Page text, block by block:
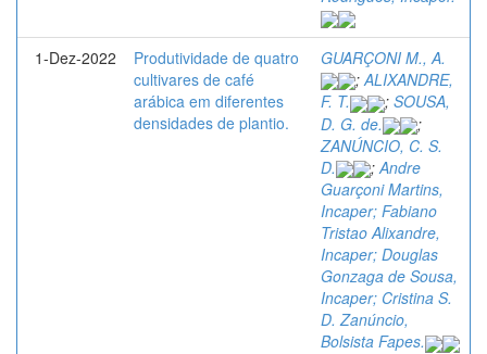
1-Dez-2022
Produtividade de quatro
cultivares de café
arábica em diferentes
densidades de plantio.
GUARÇONI M., A.
;ALIXANDRE,
F. T.
; SOUSA,
D. G. de.
;
ZANÚNCIO, C. S.
D.
; Andre
Guarçoni Martins,
Incaper; Fabiano
Tristao Alixandre,
Incaper; Douglas
Gonzaga de Sousa,
Incaper; Cristina S.
D. Zanúncio,
Bolsista Fapes.